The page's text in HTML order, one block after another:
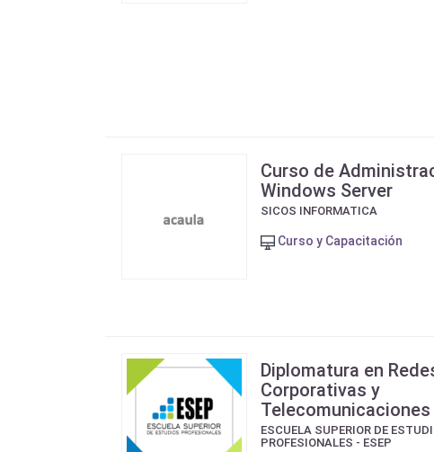
Curso de
Windows Server
SICOS INFORMATICA
Curso y Capacitación
Diplomatura en
Corporativas y
Telecomunicaciones
ESCUELA SUPERIOR DE
PROFESIONALES - ESEP